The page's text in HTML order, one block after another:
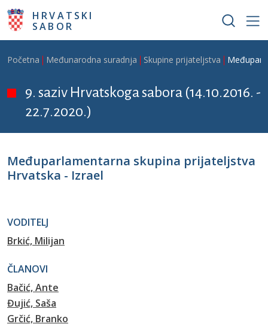
Skoči na glavni sadržaj
HRVATSKI
SABOR
Breadcrumb
Početna Međunarodna suradnja Skupine prijateljstva
9. saziv Hrvatskoga sabora (14.10.2016. -
22.7.2020.)
Međuparlamentarna skupina prijateljstva
Hrvatska - Izrael
VODITELJ
Brkić, Milijan
ČLANOVI
Bačić, Ante
Đujić, Saša
Grčić, Branko